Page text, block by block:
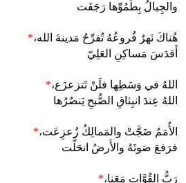
والجِبالُ بِطُمُوِّها رَجَفَت
هُناكَ نَهرٌ فُروعُهُ تُفرِّحُ مَدينةَ الله،*
أَقدَسَ مَساكِنِ العَلِيّ
اللهُ في وَسَطِها فلَنْ تَتزعزَع،*
اللهُ عِندَ انبِثاقِ الصُّبحِ يَنصُرُها
الأُمَمُ ضَجَّتْ والمَمالِكُ زُعزِعَت،*
فرَفعَ صَوتَهُ والأَرضُ انحَلَّت
رَبُّ القُوَّاتِ مَعَنا،*